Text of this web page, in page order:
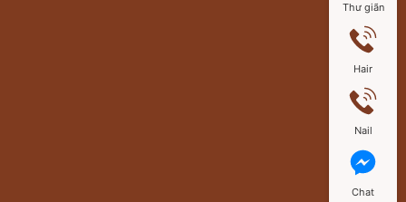
Thư giãn
Hair
Nail
Chat